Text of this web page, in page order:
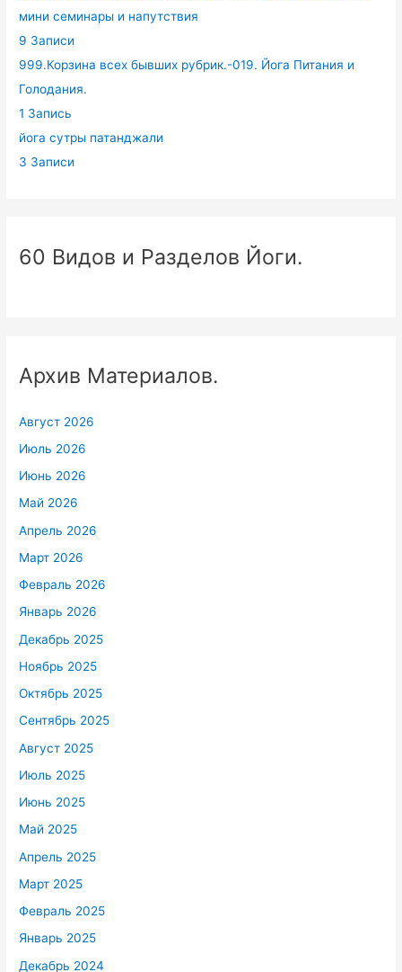
мини семинары и напутствия
9 Записи
999.Корзина всех бывших рубрик.-019. Йога Питания и
Голодания.
1 Запись
йога сутры патанджали
3 Записи
60 Видов и Разделов Йоги.
Архив Материалов.
Август 2026
Июль 2026
Июнь 2026
Май 2026
Апрель 2026
Март 2026
Февраль 2026
Январь 2026
Декабрь 2025
Ноябрь 2025
Октябрь 2025
Сентябрь 2025
Август 2025
Июль 2025
Июнь 2025
Май 2025
Апрель 2025
Март 2025
Февраль 2025
Январь 2025
Декабрь 2024